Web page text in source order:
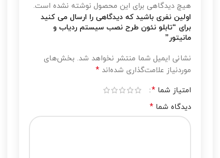
هیچ دیدگاهی برای این محصول نوشته نشده است.
اولین نفری باشید که دیدگاهی را ارسال می کنید
برای “تابلو نئون طرح نصب سیستم ردیاب و
مانیتور”
نشانی ایمیل شما منتشر نخواهد شد. بخش‌های
موردنیاز علامت‌گذاری شده‌اند *
امتیاز شما *
دیدگاه شما *